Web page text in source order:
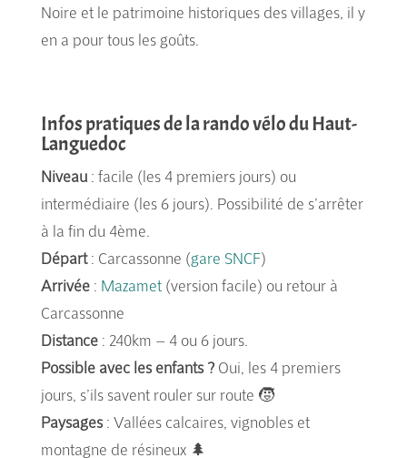
Noire et le patrimoine historiques des villages, il y
en a pour tous les goûts.
Infos pratiques de la rando vélo du Haut-
Languedoc
Niveau: facile (les 4 premiers jours) ou
intermédiaire (les 6 jours). Possibilité de s’arrêter
à la fin du 4ème.
Départ: Carcassonne (gare SNCF)
Arrivée : Mazamet(version facile) ou retour à
Carcassonne
Distance: 240km – 4 ou 6 jours.
Possible avec les enfants ?Oui, les 4 premiers
jours, s’ils savent rouler sur route 🧒
Paysages: Vallées calcaires, vignobles et
montagne de résineux 🌲